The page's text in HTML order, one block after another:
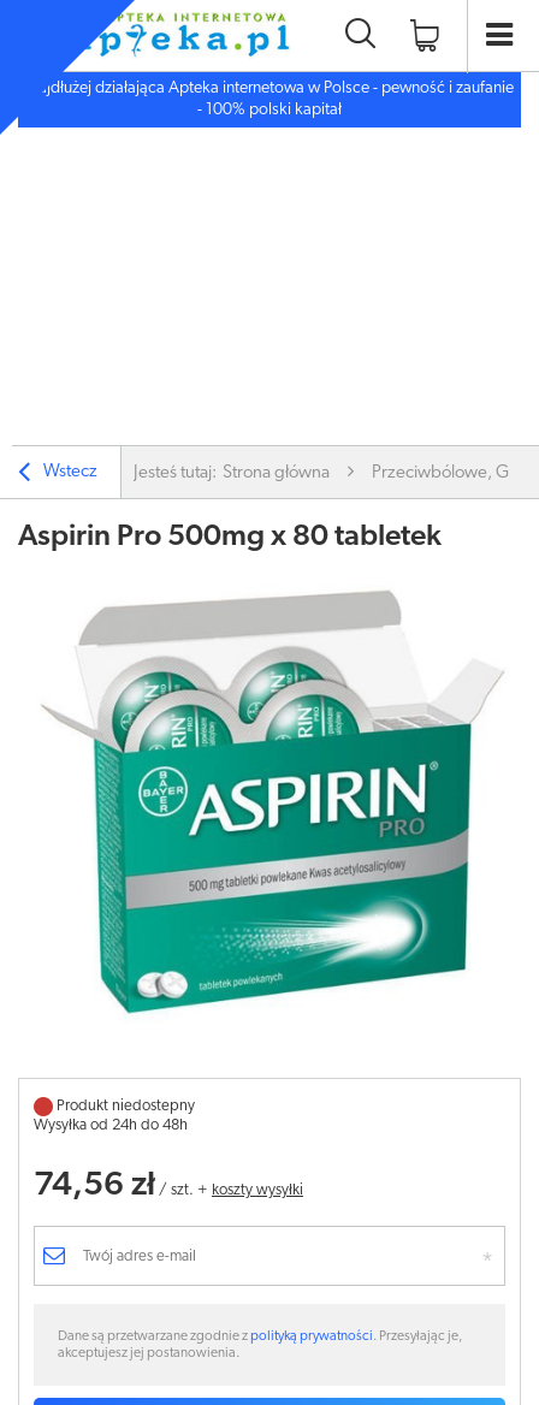
Najdłużej działająca Apteka internetowa w Polsce - pewność i zaufanie
- 100% polski kapitał
Wstecz Jesteś tutaj: Strona główna Przeciwbólowe,
Aspirin Pro 500mg x 80 tabletek
Produkt niedostepny
Wysyłka od 24h do 48h
74,56 zł / szt. + koszty wysyłki
Dane są przetwarzane zgodnie zpolityką prywatności. Przesyłając je,
akceptujesz jej postanowienia.